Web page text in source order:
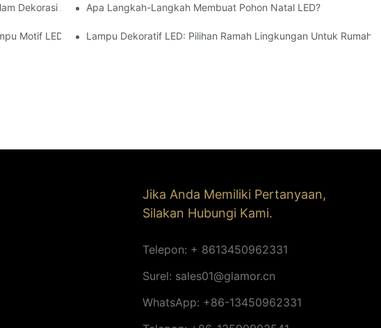
Dekorasi Anda Apa Langkah-Langkah Membuat Pohon Natal LED?
Motif LED Lampu Dekoratif LED: Pilihan Ramah Lingkungan Untuk Rumah
Jika Anda Memiliki Pertanyaan,
Silakan Hubungi Kami.
Telepon: + 8613450962331
Surel: sales01@glamor.cn
WhatsApp: +86-13450962331